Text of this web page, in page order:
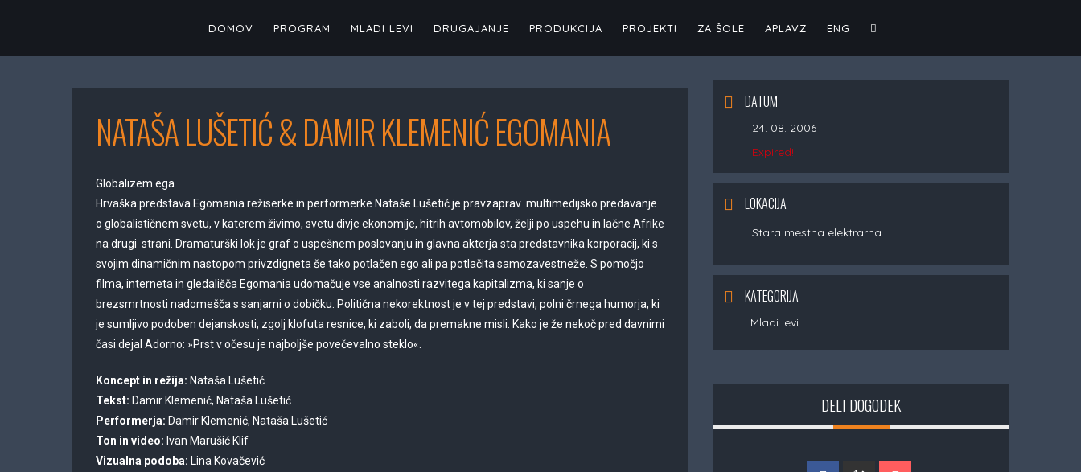
DOMOV PROGRAM MLADI LEVI DRUGAJANJE PRODUKCIJA PROJEKTI ZA ŠOLE APLAVZ ENG TOGGLE
WEBSITE
NATAŠA LUŠETIĆ & DAMIR KLEMENIĆ EGOMANIA
Globalizem ega
Hrvaška predstava Egomania režiserke in performerke Nataše Lušetić je pravzaprav multimedijsko predavanje
o globalističnem svetu, v katerem živimo, svetu divje ekonomije, hitrih avtomobilov, želji po uspehu in lačne Afrike
na drugi strani. Dramaturški lok je graf o uspešnem poslovanju in glavna akterja sta predstavnika korporacij, ki s
svojim dinamičnim nastopom privzdigneta še tako potlačen ego ali pa potlačita samozavestneže. S pomočjo
filma, interneta in gledališča Egomania udomačuje vse analnosti razvitega kapitalizma, ki sanje o
brezsmrtnosti nadomešča s sanjami o dobičku. Politična nekorektnost je v tej predstavi, polni črnega humorja, ki
je sumljivo podoben dejanskosti, zgolj klofuta resnice, ki zaboli, da premakne misli. Kako je že nekoč pred davnimi
časi dejal Adorno: »Prst v očesu je najboljše povečevalno steklo«.
Koncept in režija: Nataša Lušetić
Tekst: Damir Klemenić, Nataša Lušetić
Performerja: Damir Klemenić, Nataša Lušetić
Ton in video: Ivan Marušić Klif
Vizualna podoba: Lina Kovačević
DATUM
24. 08. 2006
Expired!
LOKACIJA
Stara mestna elektrarna
KATEGORIJA
Mladi levi
DELI DOGODEK